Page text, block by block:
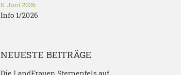
Info 1/2026
8. Juni 2026
NEUESTE BEITRÄGE